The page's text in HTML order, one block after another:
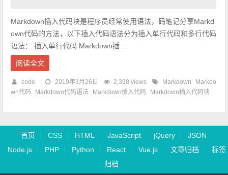
Markdown插入代码块是程序员经常使用语法，码笔记分享Markd
own代码的方法，以下插入代码语法分为插入单行代码和多行代码
语法： 插入单行代码 Markdown插 ...
阅读全文
code 2019年3月26日 2,398 views Markdown
Markdo
wn代码
Markdown代码语法 Markdown插入代码 Markdown插入代码块
首页 CSS HTML JavaScript jQuery
JSON
Node.js
PHP Python React Vue.js 文章归档
标签
归档